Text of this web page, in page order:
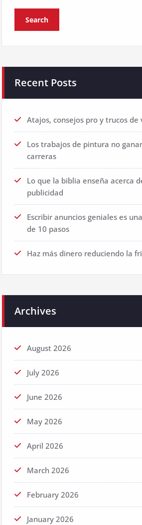
Recent Posts
Atajos, consejos pro y trucos de
Los trabajos de pintura no
carreras
Lo que la biblia enseña acerca
publicidad
Escribir anuncios geniales es
de 10 pasos
Haz más dinero reduciendo la
Archives
August 2026
July 2026
June 2026
May 2026
April 2026
March 2026
February 2026
January 2026